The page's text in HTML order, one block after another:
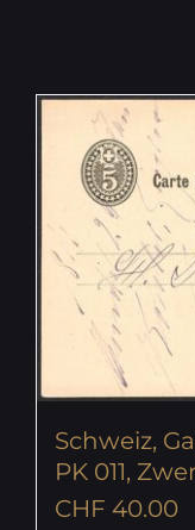
Schweiz,
PK 011,
CHF 40.00